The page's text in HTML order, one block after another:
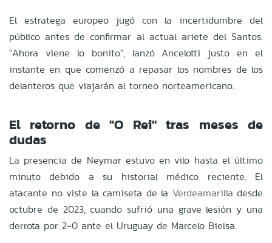
El estratega europeo jugó con la incertidumbre del
público antes de confirmar al actual ariete del Santos.
"Ahora viene lo bonito", lanzó Ancelotti justo en el
instante en que comenzó a repasar los nombres de los
delanteros que viajarán al torneo norteamericano.
El retorno de "O Rei" tras meses de
dudas
La presencia de Neymar estuvo en vilo hasta el último
minuto debido a su historial médico reciente. El
atacante no viste la camiseta de la Verdeamarilla desde
octubre de 2023, cuando sufrió una grave lesión y una
derrota por 2-0 ante el Uruguay de Marcelo Bielsa.